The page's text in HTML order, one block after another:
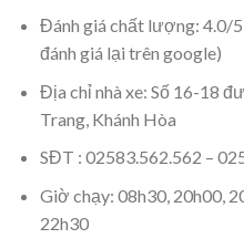
Đánh giá chất lượng: 4.0/
đánh giá lại trên google)
Địa chỉ nhà xe: Số 16-18
Trang, Khánh Hòa
SĐT : 02583.562.562 –
Giờ chạy: 08h30, 20h00,
22h30